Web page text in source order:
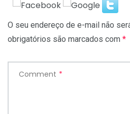
O seu endereço de e-mail não
obrigatórios são marcados com *
Comment *